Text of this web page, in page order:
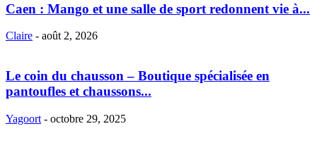
Caen : Mango et une salle de sport redonnent vie à...
Claire - août 2, 2026
Le coin du chausson – Boutique spécialisée en
pantoufles et chaussons...
Yagoort - octobre 29, 2025